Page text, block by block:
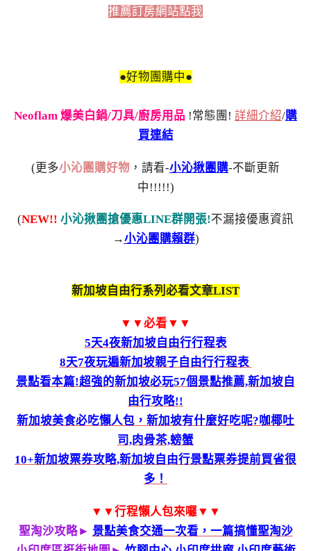
推薦訂房網站點我
●好物團購中●
Neoflam 爆美白鍋/刀具/廚房用品 !常態團! 詳細介紹/購
買連結
(更多小沁團購好物 ，請看-小沁揪團購-不斷更新
中!!!!!)
(NEW!! 小沁揪團搶優惠LINE群開張!不漏接優惠資訊
→小沁團購賴群)
新加坡自由行系列必看文章LIST
▼▼必看▼▼
5天4夜新加坡自由行行程表
8天7夜玩遍新加坡親子自由行行程表
景點看本篇!超強的新加坡必玩57個景點推薦,新加坡自
由行攻略!!
新加坡美食必吃懶人包，新加坡有什麼好吃呢?咖椰吐
司,肉骨茶,螃蟹
10+新加坡票券攻略,新加坡自由行景點票券提前買省很
多！
▼▼行程懶人包來囉▼▼
聖淘沙攻略► 景點美食交通一次看，一篇搞懂聖淘沙